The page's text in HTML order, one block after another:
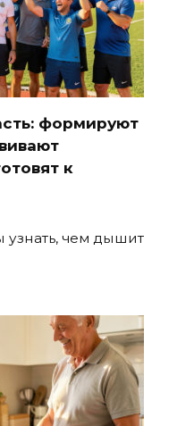
формируют
к
узнать, чем дышит